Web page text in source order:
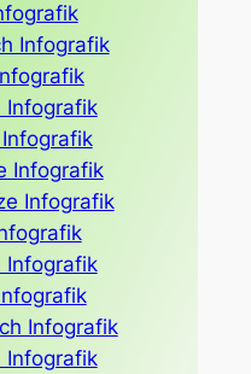
Infografik
Infografik
Infografik
Infografik
Infografik
Infografik
Infografik